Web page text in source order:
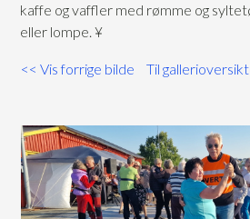
kaffe og vaffler med rømme og
eller lompe. ¥
<< Vis forrige bilde Til